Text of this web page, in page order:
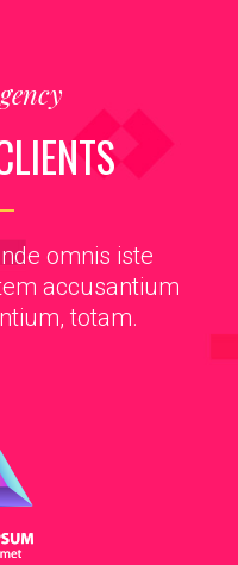
omnis iste
accusantium
totam.